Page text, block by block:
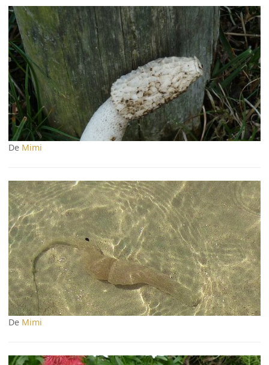
De Mimi
De Mimi